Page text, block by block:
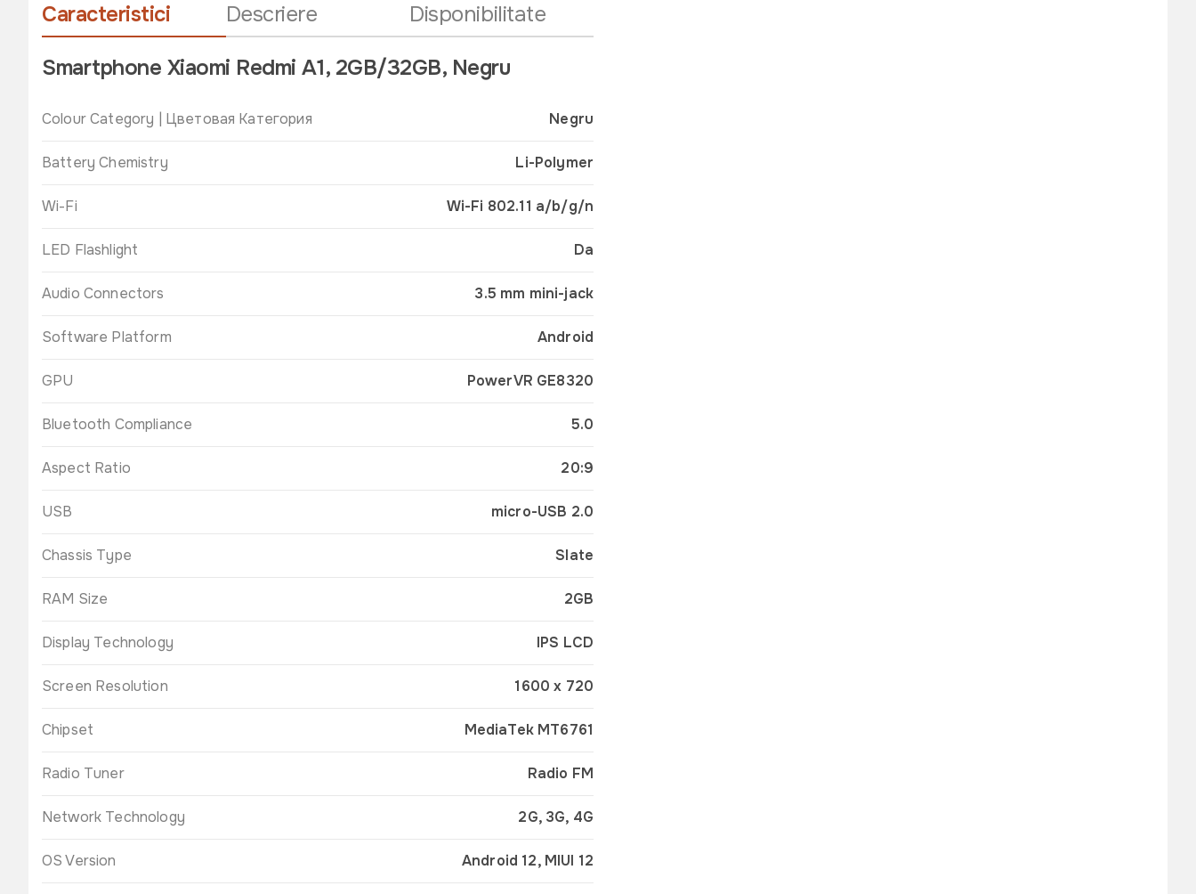
Caracteristici Descriere
Disponibilitate
Smartphone Xiaomi Redmi A1, 2GB/32GB, Negru
Colour Category | Цветовая Категория Negru
Battery Chemistry Li-Polymer
Wi-Fi Wi-Fi 802.11 a/b/g/n
LED Flashlight Da
Audio Connectors 3.5 mm mini-jack
Software Platform Android
GPU PowerVR GE8320
Bluetooth Compliance 5.0
Aspect Ratio 20:9
USB micro-USB 2.0
Chassis Type Slate
RAM Size 2GB
Display Technology IPS LCD
Screen Resolution 1600 x 720
Chipset MediaTek MT6761
Radio Tuner Radio FM
Network Technology 2G, 3G, 4G
OS Version Android 12, MIUI 12